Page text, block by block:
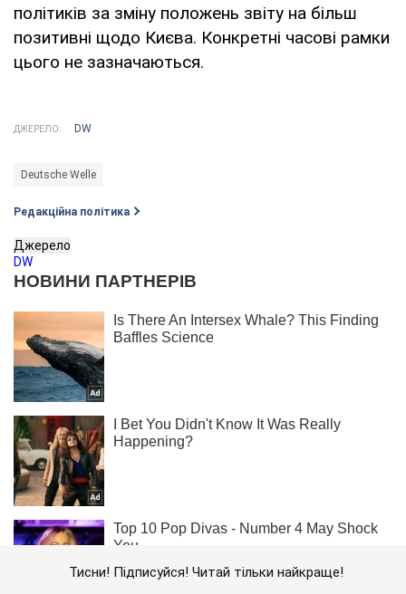
політиків за зміну положень звіту на більш
позитивні щодо Києва. Конкретні часові рамки
цього не зазначаються.
ДЖЕРЕЛО: DW
Deutsche Welle
Редакційна політика
Джерело
DW